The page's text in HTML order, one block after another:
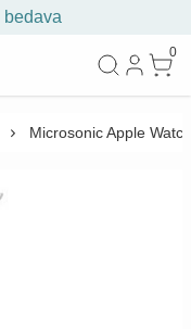
bedava
0
Microsonic Apple